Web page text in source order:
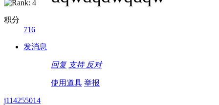
积分
716
发消息
回复 支持 反对
使用道具 举报
j114255014